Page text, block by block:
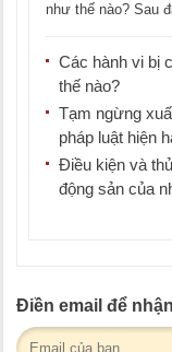
như thế nào? Sau
Các hành vi bị
thế nào?
Tạm ngừng
pháp luật hiện
Điều kiện và
động sản của
Điền email để